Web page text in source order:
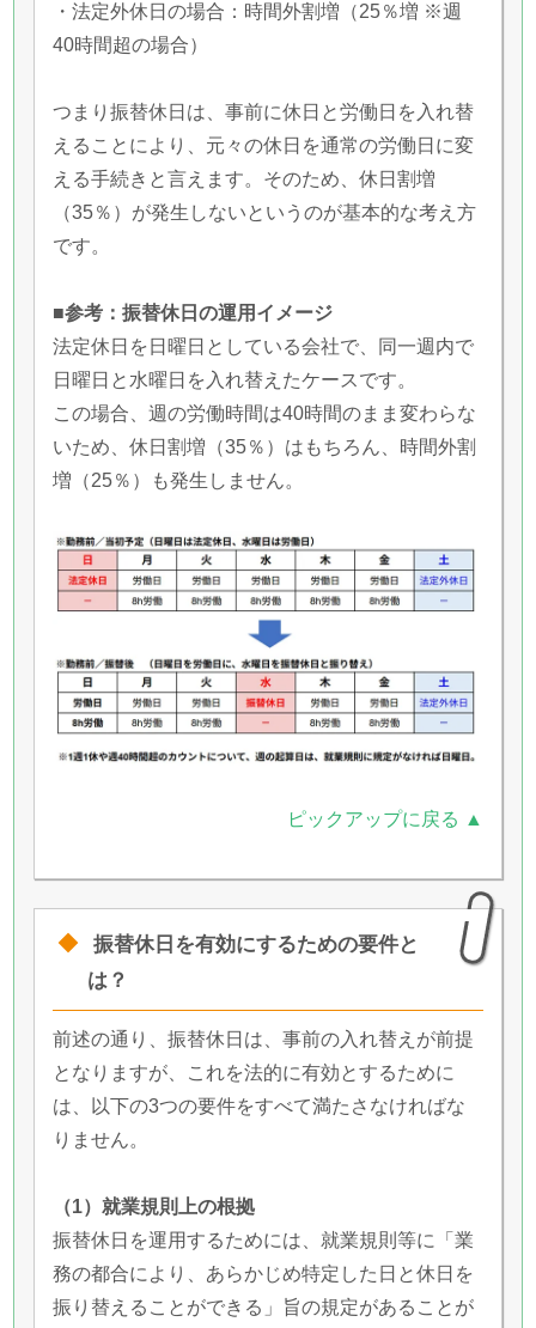
・法定外休日の場合：時間外割増（25％増 ※週
40時間超の場合）
つまり振替休日は、事前に休日と労働日を入れ替
えることにより、元々の休日を通常の労働日に変
える手続きと言えます。そのため、休日割増
（35％）が発生しないというのが基本的な考え方
です。
■参考：振替休日の運用イメージ
法定休日を日曜日としている会社で、同一週内で
日曜日と水曜日を入れ替えたケースです。
この場合、週の労働時間は40時間のまま変わらな
いため、休日割増（35％）はもちろん、時間外割
増（25％）も発生しません。
ピックアップに戻る ▲
振替休日を有効にするための要件と
は？
前述の通り、振替休日は、事前の入れ替えが前提
となりますが、これを法的に有効とするために
は、以下の3つの要件をすべて満たさなければな
りません。
（1）就業規則上の根拠
振替休日を運用するためには、就業規則等に「業
務の都合により、あらかじめ特定した日と休日を
振り替えることができる」旨の規定があることが